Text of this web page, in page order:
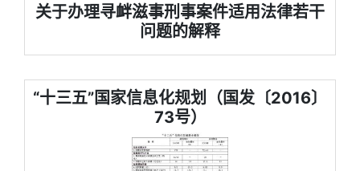
关于办理寻衅滋事刑事案件适用法律若干
问题的解释
“十三五”国家信息化规划（国发〔2016〕
73号）